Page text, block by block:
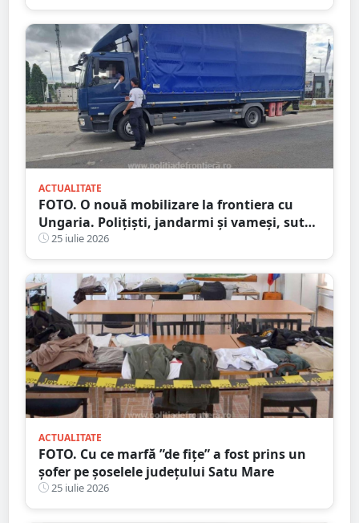
ACTUALITATE
FOTO. O nouă mobilizare la frontiera cu
Ungaria. Polițiști, jandarmi și vameși, sute
de persoane verificate
25 iulie 2026
ACTUALITATE
FOTO. Cu ce marfă ”de fițe” a fost prins un
șofer pe șoselele județului Satu Mare
25 iulie 2026